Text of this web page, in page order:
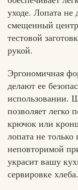
уходе. Лопата не
смещенный центр
тестовой
рукой.
Эргономичная
делают ее
использовании.
позволяет легко
крючок или
лопата не только
неповторимой
украсит вашу
сервировке хлеба.